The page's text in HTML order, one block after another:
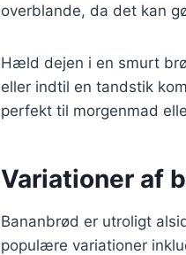
overblande, da det kan
Hæld dejen i en smurt
eller indtil en tandstik
perfekt til morgenmad
Variationer af
Bananbrød er utroligt
populære variationer